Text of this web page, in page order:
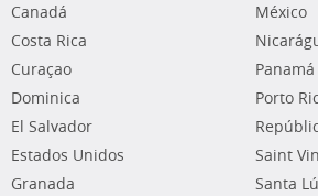
Canadá
Costa Rica
Curaçao
Dominica
El Salvador
Estados Unidos
Granada
México
Panamá
Porto
Saint
Santa